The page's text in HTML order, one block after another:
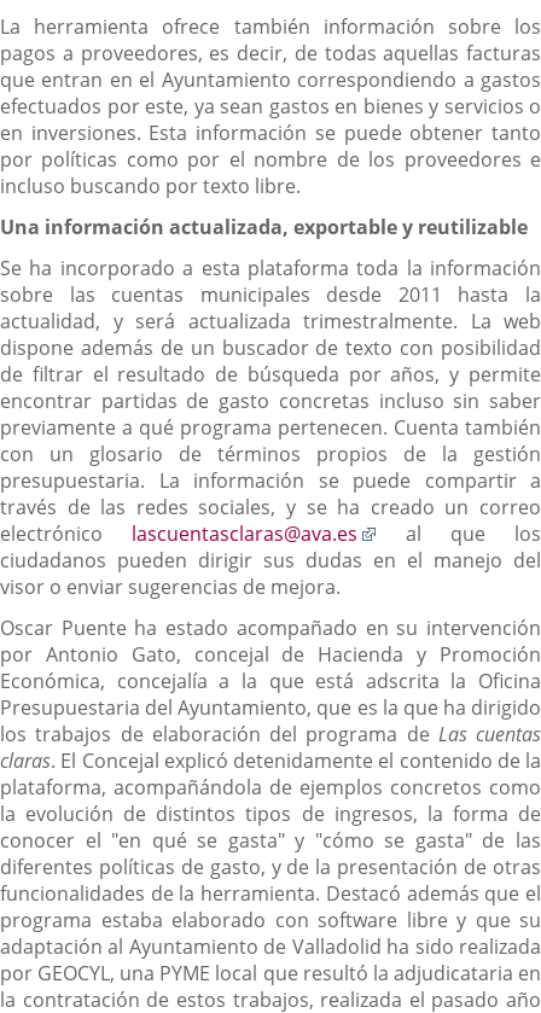
La herramienta ofrece también información sobre los
pagos a proveedores, es decir, de todas aquellas facturas
que entran en el Ayuntamiento correspondiendo a gastos
efectuados por este, ya sean gastos en bienes y servicios o
en inversiones. Esta información se puede obtener tanto
por políticas como por el nombre de los proveedores e
incluso buscando por texto libre.
Una información actualizada, exportable y reutilizable
Se ha incorporado a esta plataforma toda la información
sobre las cuentas municipales desde 2011 hasta la
actualidad, y será actualizada trimestralmente. La web
dispone además de un buscador de texto con posibilidad
de filtrar el resultado de búsqueda por años, y permite
encontrar partidas de gasto concretas incluso sin saber
previamente a qué programa pertenecen. Cuenta también
con un glosario de términos propios de la gestión
presupuestaria. La información se puede compartir a
través de las redes sociales, y se ha creado un correo
electrónico lascuentasclaras@ava.es
Enlace
a
externa.
al que los
ciudadanos pueden dirigir sus dudas en el manejo del
visor o enviar sugerencias de mejora.
Oscar Puente ha estado acompañado en su intervención
por Antonio Gato, concejal de Hacienda y Promoción
Económica, concejalía a la que está adscrita la Oficina
Presupuestaria del Ayuntamiento, que es la que ha dirigido
los trabajos de elaboración del programa de Las cuentas
claras. El Concejal explicó detenidamente el contenido de la
plataforma, acompañándola de ejemplos concretos como
la evolución de distintos tipos de ingresos, la forma de
conocer el "en qué se gasta" y "cómo se gasta" de las
diferentes políticas de gasto, y de la presentación de otras
funcionalidades de la herramienta. Destacó además que el
programa estaba elaborado con software libre y que su
adaptación al Ayuntamiento de Valladolid ha sido realizada
por GEOCYL, una PYME local que resultó la adjudicataria en
la contratación de estos trabajos, realizada el pasado año